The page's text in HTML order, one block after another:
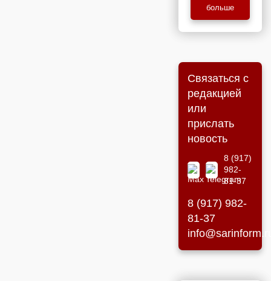
больше
Связаться с
редакцией
или
прислать
новость
8 (917)
982-
81-37
8 (917) 982-
81-37